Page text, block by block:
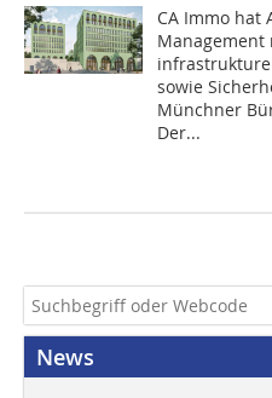
CA Immo hat
sowie
Münchner
Der...
News